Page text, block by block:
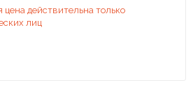
цена действительна только
лиц